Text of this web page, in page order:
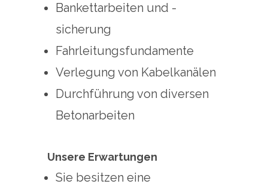
Bankettarbeiten und -
sicherung
Fahrleitungsfundamente
Verlegung von Kabelkanälen
Durchführung von diversen
Betonarbeiten
Unsere Erwartungen
Sie besitzen eine